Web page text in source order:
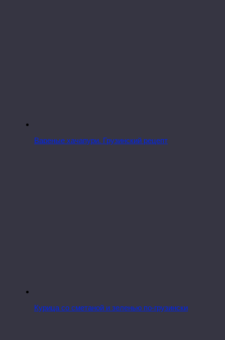
Вареные хачапури. Грузинский рецепт
Курица со сметаной и зеленью по-грузински